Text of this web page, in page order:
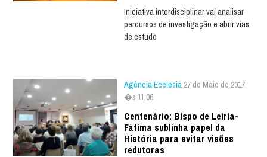
Iniciativa interdisciplinar vai analisar
percursos de investigação e abrir vias
de estudo
Agência Ecclesia 27 de Maio de 2017,
�s 11:06
Centenário: Bispo de Leiria-
Fátima sublinha papel da
História para evitar visões
redutoras